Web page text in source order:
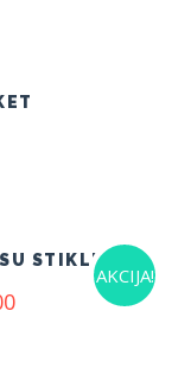
AKCIJA!
STIKLU
Current